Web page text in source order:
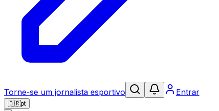
Torne-se um jornalista esportivo Entrar
🇧🇷pt